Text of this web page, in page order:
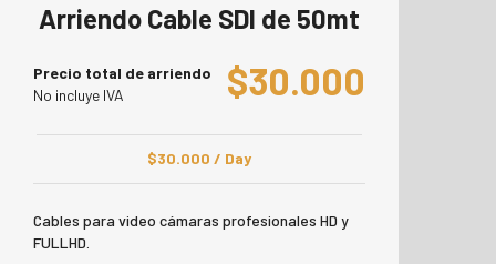
Arriendo Cable SDI de 50mt
Precio total de arriendo
No incluye IVA
$30.000
$30.000 / Day
Cables para video cámaras profesionales HD y
FULLHD.